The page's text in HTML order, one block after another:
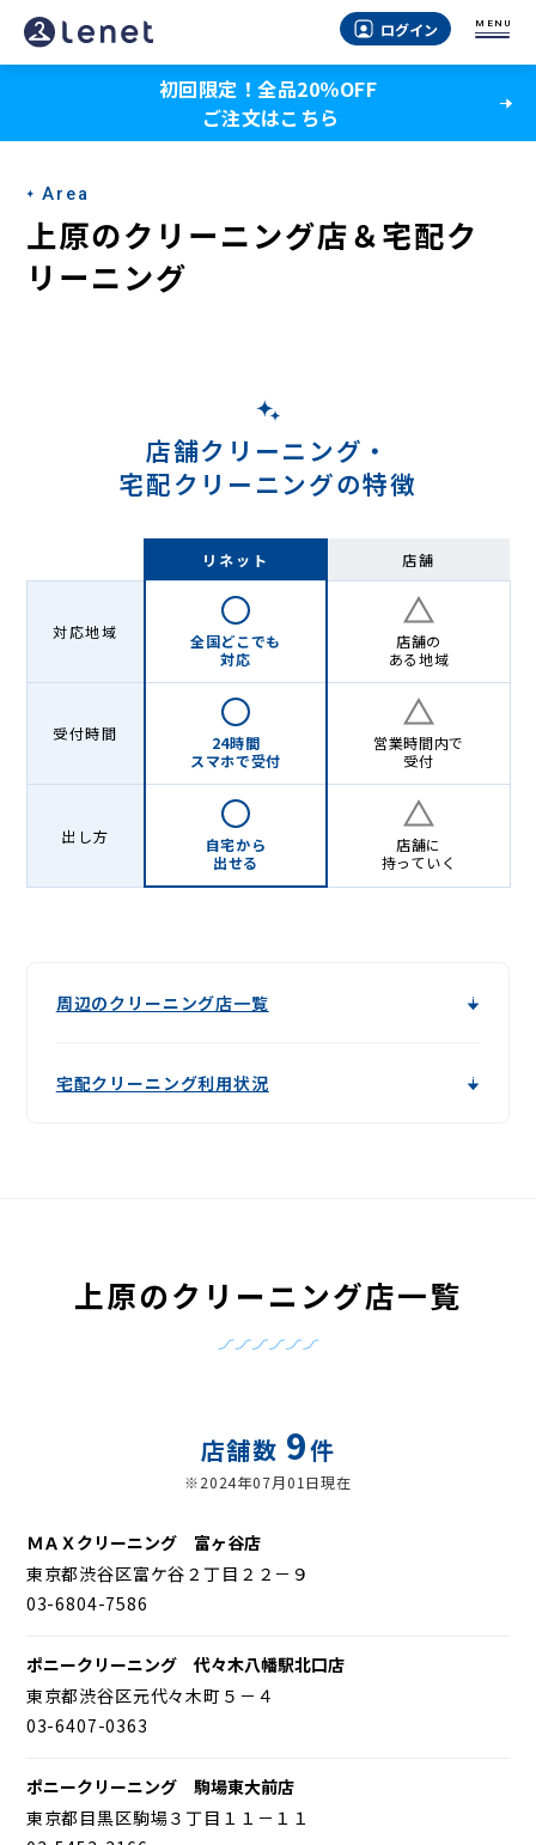
上
原
ク
リ
ー
ク
グ
ログイン MENU
初回限定！全品20％OFF
ご注文はこちら
Area
上原のクリーニング店＆宅配ク
リーニング
店舗クリーニング・
宅配クリーニングの特徴
リネット 店舗
対応地域
全国どこでも
対応
店舗の
ある地域
受付時間
24時間
スマホで受付
営業時間内で
受付
出し方
自宅から
出せる
店舗に
持っていく
周辺のクリーニング店一覧
宅配クリーニング利用状況
上原のクリーニング店一覧
店舗数 9件
※2024年07月01日現在
ＭＡＸクリーニング 富ヶ谷店
東京都渋谷区富ケ谷２丁目２２－９
03-6804-7586
ポニークリーニング 代々木八幡駅北口店
東京都渋谷区元代々木町５－４
03-6407-0363
ポニークリーニング 駒場東大前店
東京都目黒区駒場３丁目１１－１１